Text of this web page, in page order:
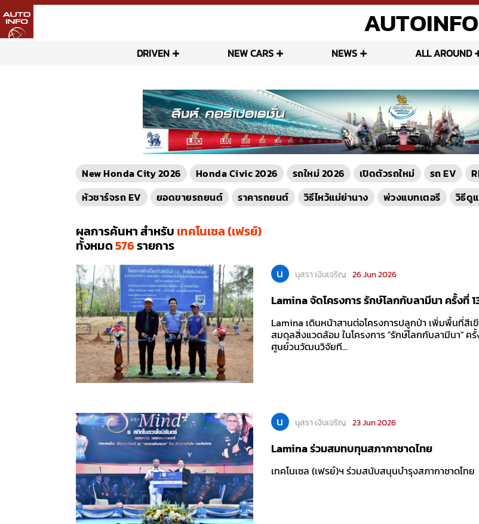
AUTOINFO
DRIVEN NEW CARS NEWS ALL AROUND
New Honda City 2026 Honda Civic 2026 รถใหม่ 2026 เปิดตัวรถใหม่ รถ EV
หัวชาร์จรถ EV
ยอดขายรถยนต์ ราคารถยนต์ วิธีไหว้แม่ย่านาง พ่วงแบทเตอรี วิธีดู
ผลการค้นหา สำหรับ เทคโนเซล (เฟรย์)
ทั้งหมด576รายการ
น นุสรา เงินเจริญ 26 Jun 2026
Lamina จัดโครงการ รักษ์โลกกับลามีนา ครั้งที่
Lamina เดินหน้าสานต่อโครงการปลูกป่า เพิ่มพื้นที่สีเ
สมดุลสิ่งแวดล้อม ในโครงการ "รักษ์โลกกับลามีนา" ค
ศูนย์วนวัฒนวิจัยที...
น นุสรา เงินเจริญ 23 Jun 2026
Lamina ร่วมสมทบทุนสภากาชาดไทย
เทคโนเซล (เฟรย์)ฯ ร่วมสนับสนุนบำรุงสภากาชาดไทย